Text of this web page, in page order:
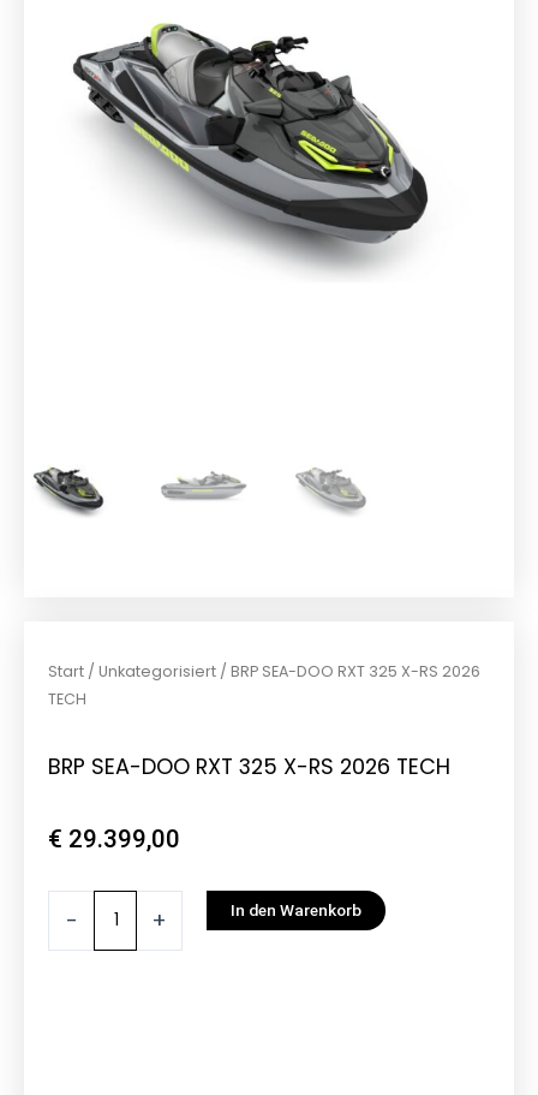
Start / Unkategorisiert / BRP SEA-DOO RXT 325 X-RS 2026
TECH
BRP SEA-DOO RXT 325 X-RS 2026 TECH
€ 29.399,00
- + In den Warenkorb